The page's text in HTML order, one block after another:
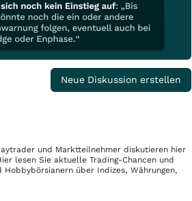
Neue Diskussion erstellen
und Marktteilnehmer diskutieren hier
lesen Sie aktuelle Trading-Chancen und
Hobbybörsianern über Indizes, Währungen,